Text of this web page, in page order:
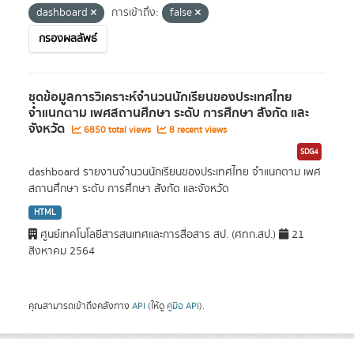
dashboard
การเข้าถึง:
false
กรองผลลัพธ์
ชุดข้อมูลการวิเคราะห์จำนวนนักเรียนของประเทศไทย
จำแนกตาม เพศสถานศึกษา ระดับ การศึกษา สังกัด และ
จังหวัด 6850 total views 8 recent views
SDG4
dashboard รายงานจำนวนนักเรียนของประเทศไทย จำแนกตาม เพศ
สถานศึกษา ระดับ การศึกษา สังกัด และจังหวัด
HTML
ศูนย์เทคโนโลยีสารสนเทศและการสื่อสาร สป. (ศทก.สป.)
21
สิงหาคม 2564
คุณสามารถเข้าถึงคลังทาง API (ให้ดู คู่มือ API).